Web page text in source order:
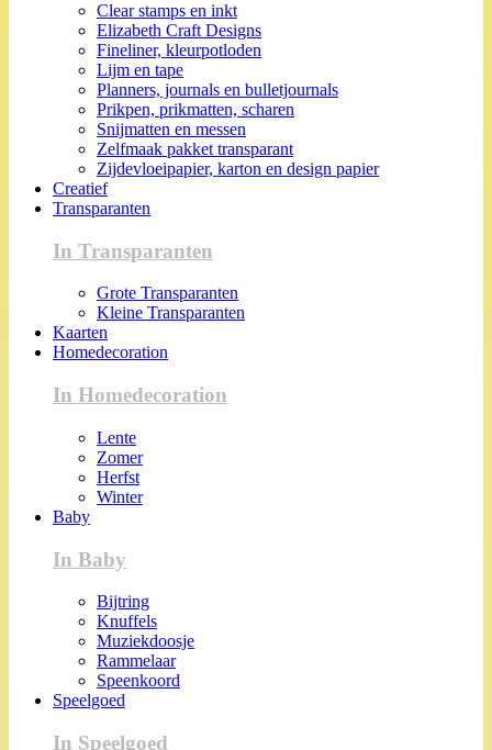
Clear stamps en inkt
Elizabeth Craft Designs
Fineliner, kleurpotloden
Lijm en tape
Planners, journals en bulletjournals
Prikpen, prikmatten, scharen
Snijmatten en messen
Zelfmaak pakket transparant
Zijdevloeipapier, karton en design papier
Creatief
Transparanten
In Transparanten
Grote Transparanten
Kleine Transparanten
Kaarten
Homedecoration
In Homedecoration
Lente
Zomer
Herfst
Winter
Baby
In Baby
Bijtring
Knuffels
Muziekdoosje
Rammelaar
Speenkoord
Speelgoed
In Speelgoed